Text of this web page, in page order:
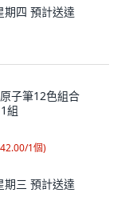
期四 預計送達
子筆12色組合
組
1個)
期三 預計送達